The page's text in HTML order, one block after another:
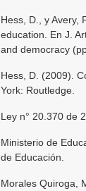
Hess, D., y Avery,
education. En J.
and democracy
Hess, D. (2009).
York: Routledge.
Ley n° 20.370 de
Ministerio de
de Educación.
Morales Quiroga,